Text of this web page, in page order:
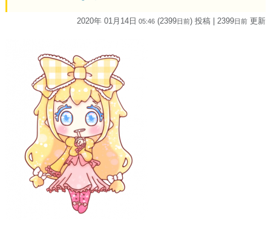
2020年 01月14日 05:46 (2399日前) 投稿 | 2399日前 更新